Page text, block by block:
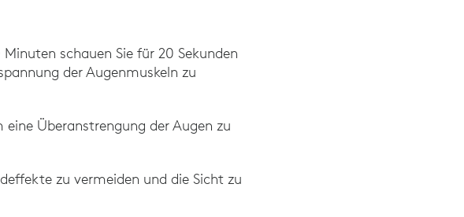
schauen Sie für 20 Sekunden
der Augenmuskeln zu
Überanstrengung der Augen zu
zu vermeiden und die Sicht zu